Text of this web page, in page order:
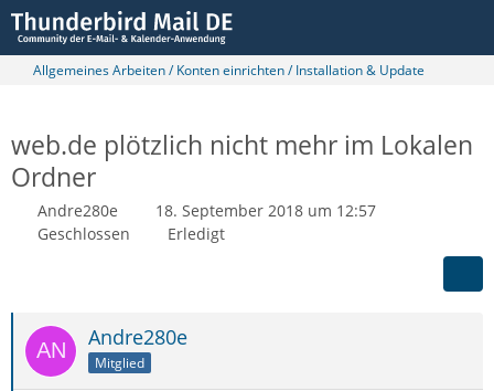
Allgemeines Arbeiten / Konten einrichten / Installation & Update
web.de plötzlich nicht mehr im Lokalen
Ordner
Andre280e
18. September 2018 um 12:57
Geschlossen
Erledigt
Andre280e
Mitglied